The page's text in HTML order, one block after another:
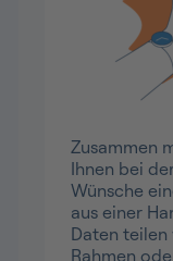
Zusammen
Ihnen bei
Wünsche
aus einer
Daten
Rahmen